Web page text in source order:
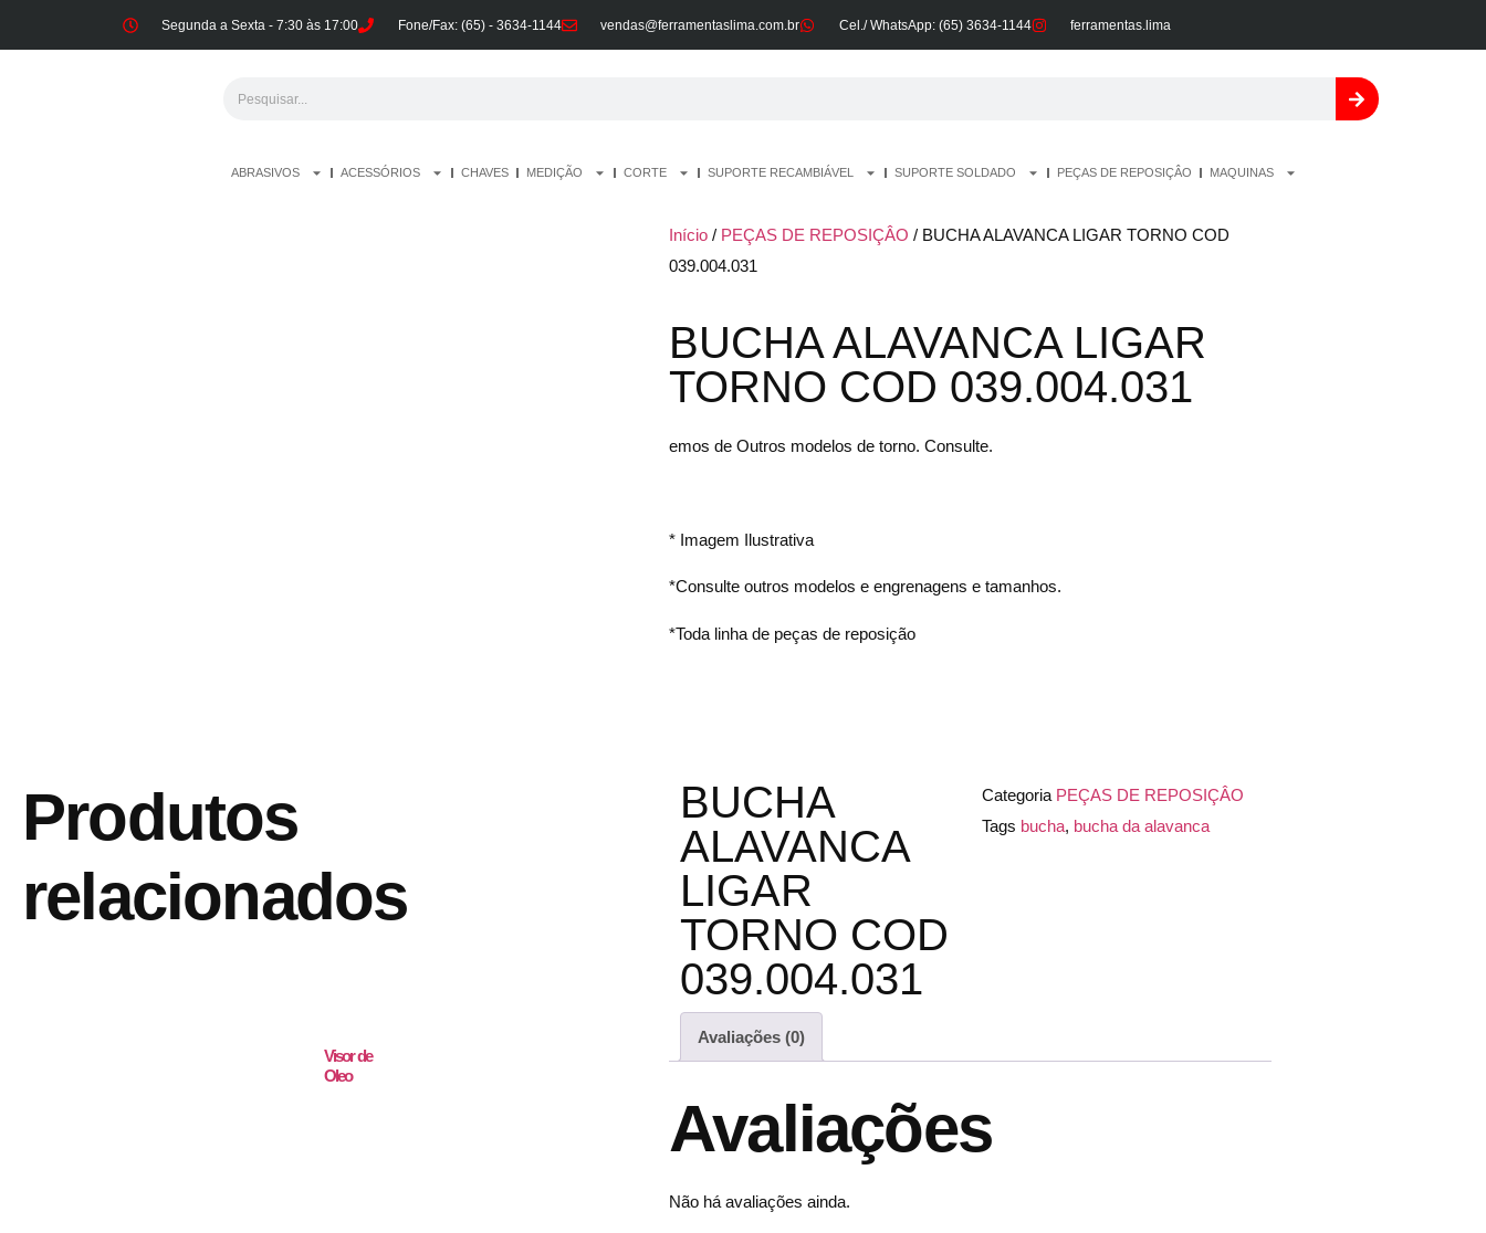
Segunda a Sexta - 7:30 às 17:00 Fone/Fax: (65) - 3634-1144 vendas@ferramentaslima.com.br Cel./ WhatsApp: (65) 3634-1144 ferramentas.lima
ABRASIVOS ACESSÓRIOS CHAVES MEDIÇÃO CORTE SUPORTE RECAMBIÁVEL SUPORTE SOLDADO PEÇAS DE REPOSIÇÂO MAQUINAS
Início / PEÇAS DE REPOSIÇÂO / BUCHA ALAVANCA LIGAR TORNO COD
039.004.031
BUCHA ALAVANCA LIGAR
TORNO COD 039.004.031
emos de Outros modelos de torno. Consulte.
* Imagem Ilustrativa
*Consulte outros modelos e engrenagens e tamanhos.
*Toda linha de peças de reposição
Produtos
relacionados
Visor de
Oleo
BUCHA
ALAVANCA
LIGAR
TORNO COD
039.004.031
Categoria PEÇAS DE REPOSIÇÂO
Tags bucha, bucha da alavanca
Avaliações (0)
Avaliações
Não há avaliações ainda.